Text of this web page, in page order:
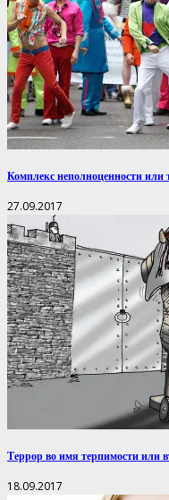
Комплекс неполноценности или
27.09.2017
Террор во имя терпимости или
18.09.2017